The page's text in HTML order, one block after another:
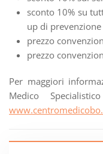
sconto 10% su
up di
prezzo
prezzo
Per maggiori
Medico